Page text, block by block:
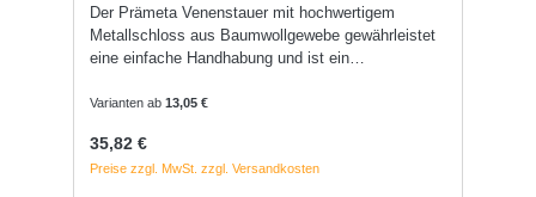
Der Prämeta Venenstauer mit hochwertigem
Metallschloss aus Baumwollgewebe gewährleistet
eine einfache Handhabung und ist ein
Varianten ab13,05 €
Regulärer Preis:
35,82 €
Preise zzgl. MwSt. zzgl. Versandkosten